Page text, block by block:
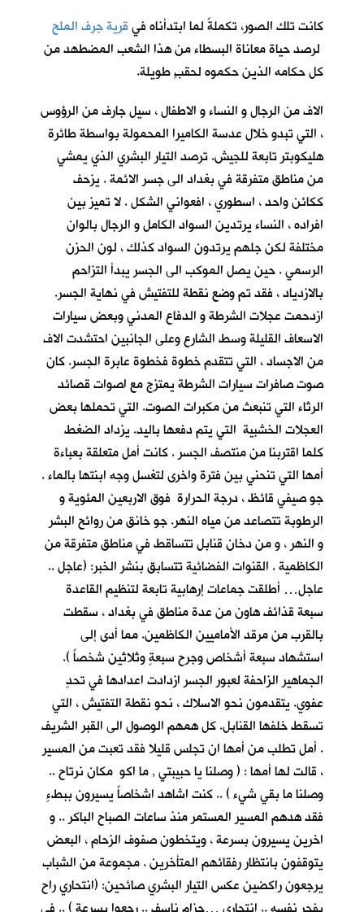
كانت تلك الصور، تكملةً لما ابتدأناه فيقرية جرف الملح
لرصد حياة معاناة البسطاء من هذا الشعب المضطهد من
كل حكامه الذين حكموه لحقبٍ طويلة.
الاف من الرجال و النساء و الاطفال ، سيل جارف من الرؤوس
، التي تبدو خلال عدسة الكاميرا المحمولة بواسطة طائرة
هليكوبتر تابعة للجيش. ترصد التيار البشري الذي يمشي
من مناطق متفرقة في بغداد الى جسر الائمة . يزحف
ككائن واحد ، اسطوري ، افعواني الشكل . لا تميز بين
افراده ، النساء يرتدين السواد الكامل و الرجال بالوان
مختلفة لكن جلهم يرتدون السواد كذلك ، لون الحزن
الرسمي . حين يصل الموكب الى الجسر يبدأ التزاحم
بالازدياد ، فقد تم وضع نقطة للتفتيش في نهاية الجسر.
ازدحمت عجلات الشرطة و الدفاع المدني وبعض سيارات
الاسعاف القليلة وسط الشارع وعلى الجانبين احتشدت الاف
من الاجساد ، التي تتقدم خطوة فخطوة عابرة الجسر. كان
صوت صافرات سيارات الشرطة يمتزج مع اصوات قصائد
الرثاء التي تنبعث من مكبرات الصوت. التي تحملها بعض
العجلات الخشبية التي يتم دفعها باليد. يزداد الضغط
كلما اقتربنا من منتصف الجسر . كانت أمل متعلقة بعباءة
أمها التي تنحني بين فترة واخرى لتغسل وجه ابنتها بالماء .
جو صيفي قائظ ، درجة الحرارة فوق الاربعين المئوية و
الرطوبة تتصاعد من مياه النهر. جو خانق من روائح البشر
و النهر ، و من دخان قنابل تتساقط في مناطق متفرقة من
الكاظمية . القنوات الفضائية تتسابق بنشر الخبر: (عاجل ..
عاجل… أطلقت جماعات إرهابية تابعة لتنظيم القاعدة
سبعة قذائف هاون من عدة مناطق في بغداد ، سقطت
بالقرب من مرقد الأماميين الكاظمين. مما أدى إلى
استشهاد سبعة أشخاص وجرح سبعةٍ وثلاثين شخصاً ).
الجماهير الزاحفة لعبور الجسر ازدادت اعدادها في تحدٍ
عفوي. يتقدمون نحو الاسلاك ، نحو نقطة التفتيش ، التي
تسقط خلفها القنابل. كل همهم الوصول الى القبر الشريف
. أمل تطلب من أمها ان تجلس قليلا فقد تعبت من المسير
، قالت لها أمها : ( وصلنا يا حبيبتي , ما اكو مكان نرتاح ..
وصلنا ما بقي شيء ) .. كنت اشاهد اشخاصاً يسيرون ببطءٍ
فقد هدهم المسير المستمر منذ ساعات الصباح الباكر .. و
اخرين يسيرون بسرعة ، ويتخطون صفوف الزحام ، البعض
يتوقفون بانتظار رفقائهم المتأخرين . مجموعة من الشباب
يرجعون راكضين عكس التيار البشري صائحين: (انتحاري راح